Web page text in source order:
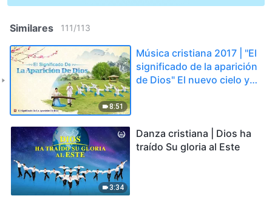
Similares 111/113
8:51
Música cristiana 2017 | "El
significado de la aparición
de Dios" El nuevo cielo y
3:34
Danza cristiana | Dios ha
traído Su gloria al Este